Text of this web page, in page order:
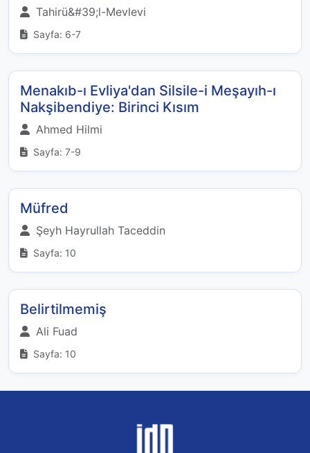
Tahirü&#39;l-Mevlevi
Sayfa: 6-7
Menakıb-ı Evliya'dan Silsile-i Meşayıh-ı
Nakşibendiye: Birinci Kısım
Ahmed Hilmi
Sayfa: 7-9
Müfred
Şeyh Hayrullah Taceddin
Sayfa: 10
Belirtilmemiş
Ali Fuad
Sayfa: 10